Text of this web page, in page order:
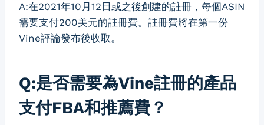
A:在2021年10月12日或之後創建的註冊，每個ASIN
需要支付200美元的註冊費。註冊費將在第一份
Vine評論發布後收取。
Q:是否需要為Vine註冊的產品
支付FBA和推薦費？